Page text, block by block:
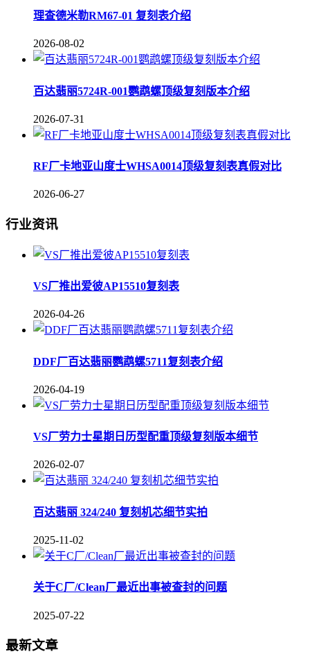
理查德米勒RM67-01 复刻表介绍
2026-08-02
百达翡丽5724R-001鹦鹉螺顶级复刻版本介绍
2026-07-31
RF厂卡地亚山度士WHSA0014顶级复刻表真假对比
2026-06-27
行业资讯
VS厂推出爱彼AP15510复刻表
2026-04-26
DDF厂百达翡丽鹦鹉螺5711复刻表介绍
2026-04-19
VS厂劳力士星期日历型配重顶级复刻版本细节
2026-02-07
百达翡丽 324/240 复刻机芯细节实拍
2025-11-02
关于C厂/Clean厂最近出事被查封的问题
2025-07-22
最新文章